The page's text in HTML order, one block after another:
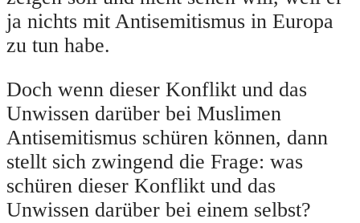
ja nichts mit Antisemitismus in Europa
zu tun habe.
Doch wenn dieser Konflikt und das
Unwissen darüber bei Muslimen
Antisemitismus schüren können, dann
stellt sich zwingend die Frage: was
schüren dieser Konflikt und das
Unwissen darüber bei einem selbst?